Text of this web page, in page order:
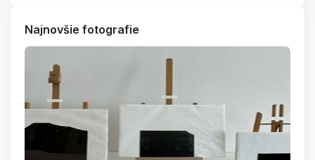
Najnovšie fotografie